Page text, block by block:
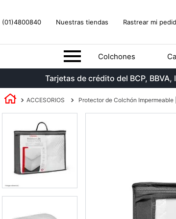
(01)4800840 Nuestras tiendas Rastrear mi
Colchones
Tarjetas de crédito del BCP,
ACCESORIOS Protector de Colchón Impermeable